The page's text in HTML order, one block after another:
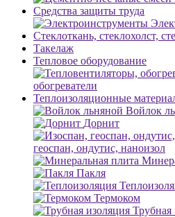
Средства защиты труда
Стеклоткань, стеклохолст,
Такелаж
Тепловое оборудование
обогреватели
Теплоизоляционные
Войлок
Дорнит
геоспан, ондутис, наноизол
Пакля
Термоком
Трубная